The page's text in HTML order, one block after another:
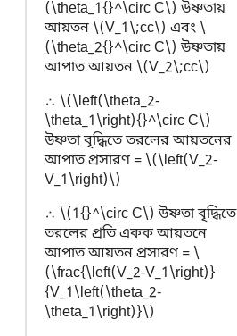
(\theta_1{}^\circ C\) উষ্ণতায়
আয়তন \(V_1\;cc\) এবং \
(\theta_2{}^\circ C\) উষ্ণতায়
আপাত আয়তন \(V_2\;cc\)
∴ \(\left(\theta_2-
\theta_1\right){}^\circ C\)
উষ্ণতা বৃদ্ধিতে তরলের আয়তনের
আপাত প্রসারণ = \(\left(V_2-
V_1\right)\)
∴ \(1{}^\circ C\) উষ্ণতা বৃদ্ধিতে
তরলের প্রতি একক আয়তনে
আপাত আয়তন প্রসারণ = \
(\frac{\left(V_2-V_1\right)}
{V_1\left(\theta_2-
\theta_1\right)}\)